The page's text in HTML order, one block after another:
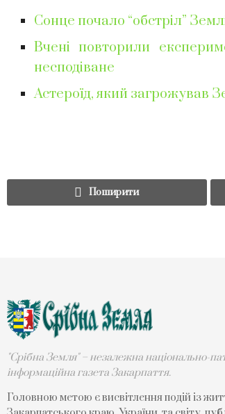
Сонце почало “обстріл”
Вчені повторили
несподіване
Астероїд, який загрожував
Поширити
"Срібна Земля" – незалежна національно-
інформаційна газета Закарпаття.
Головною метою є висвітлення подій із